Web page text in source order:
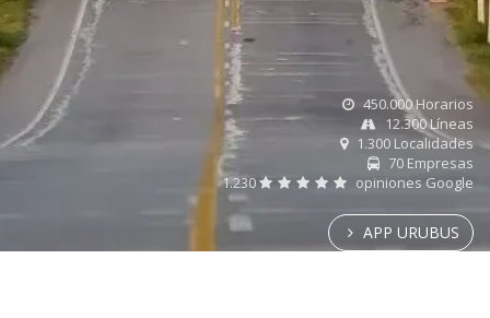
450.000 Horarios
12.300 Líneas
1.300 Localidades
70 Empresas
1.230
opiniones Google
APP URUBUS